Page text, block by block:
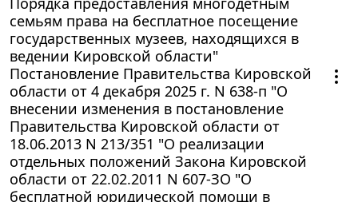
семьям права на бесплатное посещение
государственных музеев, находящихся в
ведении Кировской области"
Постановление Правительства Кировской
области от 4 декабря 2025 г. N 638-п "О
внесении изменения в постановление
Правительства Кировской области от
18.06.2013 N 213/351 "О реализации
отдельных положений Закона Кировской
области от 22.02.2011 N 607-ЗО "О
бесплатной юридической помощи в